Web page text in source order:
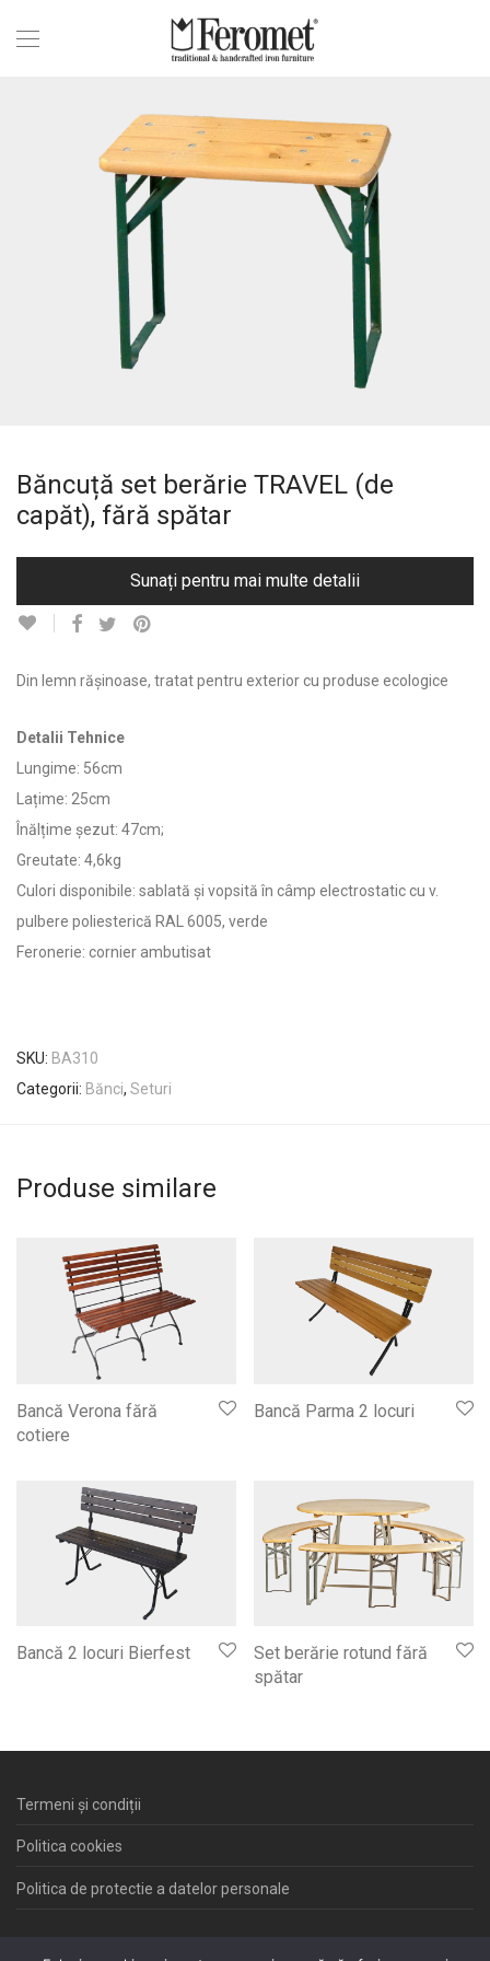
Băncuță set berărie TRAVEL (de
capăt), fără spătar
Sunați pentru mai multe detalii
Din lemn rășinoase, tratat pentru exterior cu produse ecologice
Detalii Tehnice
Lungime: 56cm
Lațime: 25cm
Înălțime șezut: 47cm;
Greutate: 4,6kg
Culori disponibile: sablată și vopsită în câmp electrostatic cu v.
pulbere poliesterică RAL 6005, verde
Feronerie: cornier ambutisat
SKU: BA310
Categorii: Bănci, Seturi
Produse similare
Bancă Verona fără
cotiere
Bancă Parma 2 locuri
Bancă 2 locuri Bierfest
Set berărie rotund fără
spătar
Termeni și condiții
Politica cookies
Politica de protectie a datelor personale